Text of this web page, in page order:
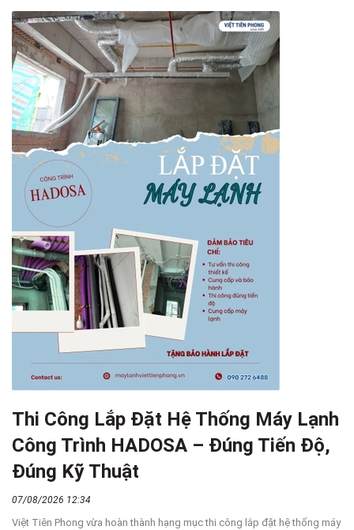
Thi Công Lắp Đặt Hệ Thống Máy Lạnh
Công Trình HADOSA – Đúng Tiến Độ,
Đúng Kỹ Thuật
07/08/2026 12:34
Việt Tiên Phong vừa hoàn thành hạng mục thi công lắp đặt hệ thống máy